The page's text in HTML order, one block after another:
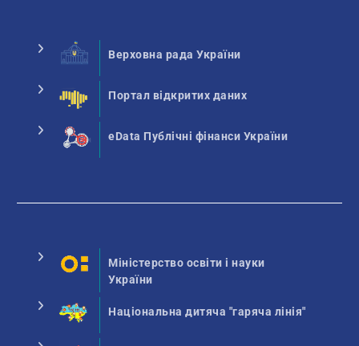
Верховна рада України
Портал відкритих даних
eData Публічні фінанси України
Міністерство освіти і науки
України
Національна дитяча "гаряча лінія"